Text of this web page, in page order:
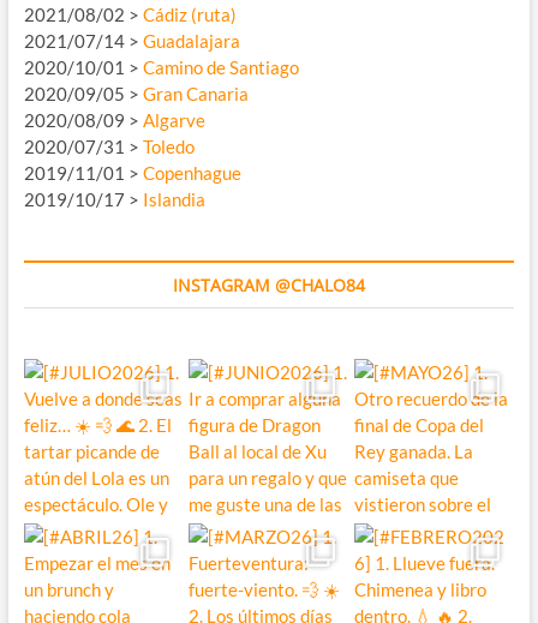
2021/08/02 > Cádiz (ruta)
2021/07/14 > Guadalajara
2020/10/01 > Camino de Santiago
2020/09/05 > Gran Canaria
2020/08/09 > Algarve
2020/07/31 > Toledo
2019/11/01 > Copenhague
2019/10/17 > Islandia
INSTAGRAM @CHALO84